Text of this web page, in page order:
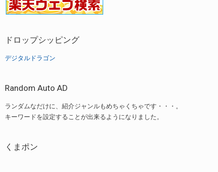
ドロップシッピング
デジタルドラゴン
Random Auto AD
ランダムなだけに、紹介ジャンルもめちゃくちゃです・・・。
キーワードを設定することが出来るようになりました。
くまポン